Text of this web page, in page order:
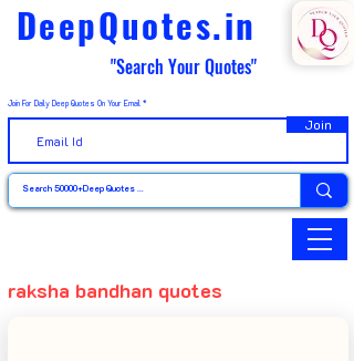
DeepQuotes.in
"Search Your Quotes"
Join For Daily Deep Quotes On Your Email
Join
raksha bandhan quotes